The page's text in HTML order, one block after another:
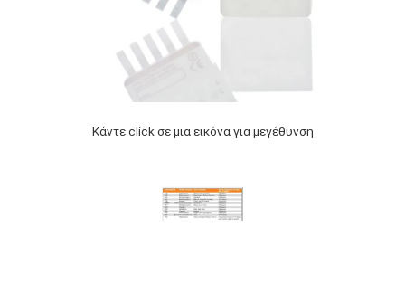
Κάντε click σε μια εικόνα για μεγέθυνση